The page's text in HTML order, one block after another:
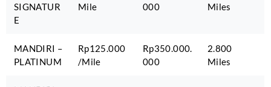
SIGNATUR
E
Mile
000
Miles
MANDIRI –
PLATINUM
Rp125.000
/Mile
Rp350.000.
000
2.800
Miles